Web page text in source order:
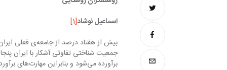
اسماعیل نوشاد[1]